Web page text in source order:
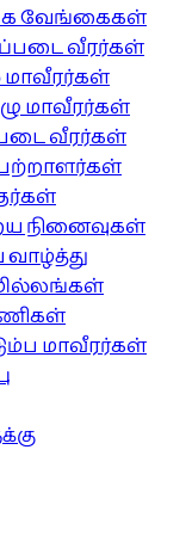
வேங்கைகள்
வீரர்கள்
மாவீரர்கள்
வீரர்கள்
நினைவுகள்
மாவீரர்கள்